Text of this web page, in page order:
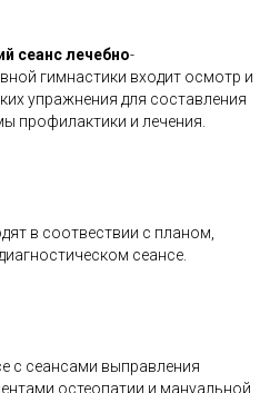
сеанс лечебно-
гимнастики входит осмотр и
упражнения для составления
профилактики и лечения.
в соотвествии с планом,
сеансе.
с сеансами выправления
остеопатии и мануальной